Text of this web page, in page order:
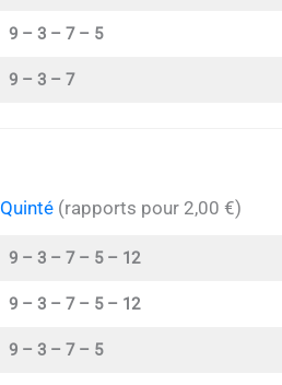
9 – 3 – 7 – 5
9 – 3 – 7
Quinté (rapports pour 2,00 €)
9 – 3 – 7 – 5 – 12
9 – 3 – 7 – 5 – 12
9 – 3 – 7 – 5